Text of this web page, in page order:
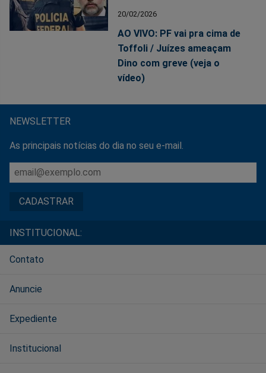
20/02/2026
AO VIVO: PF vai pra cima de
Toffoli / Juízes ameaçam
Dino com greve (veja o
vídeo)
NEWSLETTER
As principais notícias do dia no seu e-mail.
INSTITUCIONAL:
Contato
Anuncie
Expediente
Institucional